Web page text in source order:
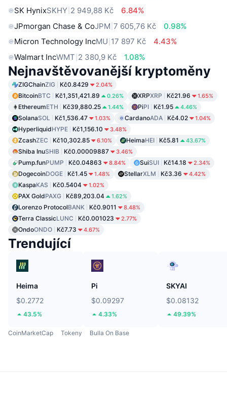
SK HynixSKHY 2 949,88 Kč
6.84%
JPmorgan Chase & CoJPM 7 605,76 Kč
0.98%
Micron Technology IncMU 17 897 Kč
4.43%
Walmart IncWMT 2 380,9 Kč 1.08%
Nejnavštěvovanější kryptoměny
ZIGChainZIG Kč0.8429 2.04%
BitcoinBTC Kč1,351,421.89 0.26% XRPXRP Kč21.96 1.65%
EthereumETH Kč39,880.25 1.44% PiPI Kč1.95 4.46%
SolanaSOL Kč1,536.47 1.03% CardanoADA Kč4.02 1.04%
HyperliquidHYPE Kč1,156.10 3.48%
ZcashZEC Kč10,302.85 6.10% HeimaHEI Kč5.81 43.67%
Shiba InuSHIB Kč0.00009887 3.46%
Pump.funPUMP Kč0.04863 8.84% SuiSUI Kč14.18 2.34%
DogecoinDOGE Kč1.45 1.48% StellarXLM Kč3.36 4.42%
KaspaKAS Kč0.5404 1.02%
PAX GoldPAXG Kč89,203.04 1.62%
Lorenzo ProtocolBANK Kč0.9011 8.48%
Terra ClassicLUNC Kč0.001023 2.77%
OndoONDO Kč7.73 4.67%
Trendující
Heima
$0.2772
43.5%
Pi
$0.09297
4.33%
SKYAI
$0.08132
49.39%
CoinMarketCap Tokeny Bulla On Base